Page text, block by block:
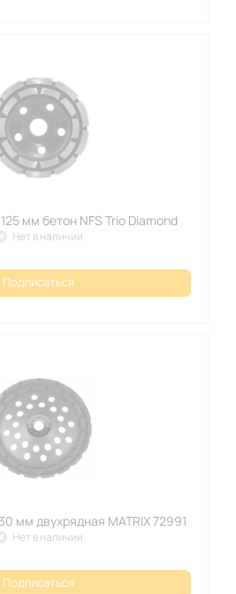
мм бетон NFS Trio Diamond
Нет в наличии
Подписаться
мм двухрядная MATRIX 72991
Нет в наличии
Подписаться